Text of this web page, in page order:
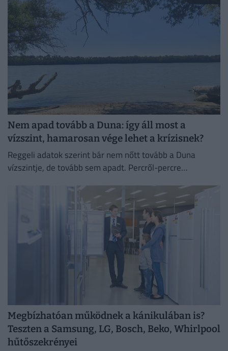
Nem apad tovább a Duna: így áll most a
vízszint, hamarosan vége lehet a krízisnek?
Reggeli adatok szerint bár nem nőtt tovább a Duna
vízszintje, de tovább sem apadt. Percről-percre
Megbízhatóan működnek a kánikulában is?
Teszten a Samsung, LG, Bosch, Beko, Whirlpool
hűtőszekrényei